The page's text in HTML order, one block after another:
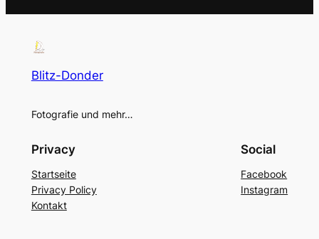
Blitz-Donder
Fotografie und mehr…
Privacy
Startseite
Privacy Policy
Kontakt
Social
Facebook
Instagram